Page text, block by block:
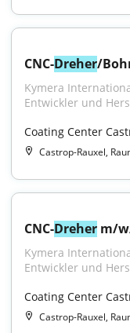
CNC-Dreher/
Kymera
Entwickler und
Coating Center
Castrop-Rauxel,
CNC-Dreher m/
Kymera
Entwickler und
Coating Center
Castrop-Rauxel,